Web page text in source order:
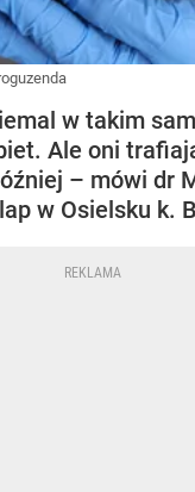
w takim
Ale oni
– mówi dr
w Osielsku k.